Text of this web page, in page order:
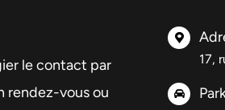
le contact par
rendez-vous ou
17,